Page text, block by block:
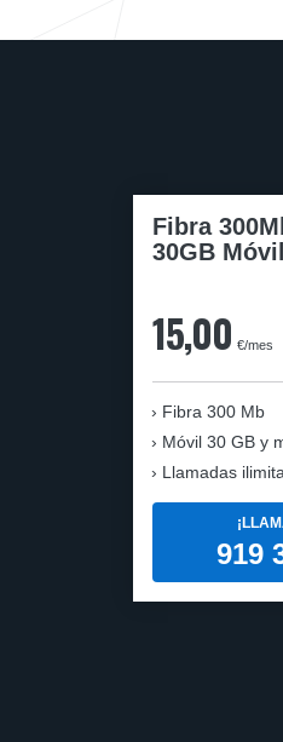
Fibra
30GB Móvil
15,00 €/mes
Fibra 300 Mb
Móvil 30 GB y
Llamadas
919